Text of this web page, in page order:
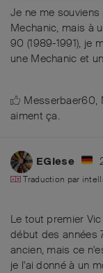
Je ne me
Mechanic, mais à
90 (1989-1991), je
une Mechanic et
Messerbaer60,
aiment ça.
EGiese
Traduction par
Le tout premier
début des années
ancien, mais ce
je l'ai donné à un